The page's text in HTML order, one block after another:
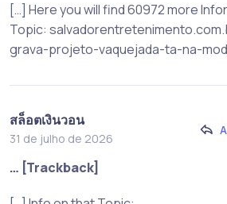
[…] Here you will find 60972 more
Topic:
grava-projeto-vaquejada-ta-na-
สล็อตเงินวอน
31 de julho de 2026
… [Trackback]